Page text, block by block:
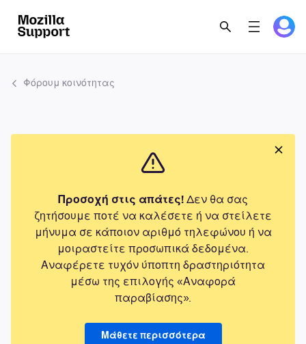
Φόρουμ κοινότητας
Προσοχή στις απάτες! Δεν θα σας
ζητήσουμε ποτέ να καλέσετε ή να στείλετε
μήνυμα σε κάποιον αριθμό τηλεφώνου ή να
μοιραστείτε προσωπικά δεδομένα.
Αναφέρετε τυχόν ύποπτη δραστηριότητα
μέσω της επιλογής «Αναφορά
παραβίασης».
Μάθετε περισσότερα